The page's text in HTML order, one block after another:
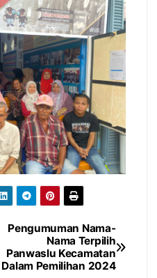
Pengumuman Nama-
Nama Terpilih
Panwaslu Kecamatan
Dalam Pemilihan 2024